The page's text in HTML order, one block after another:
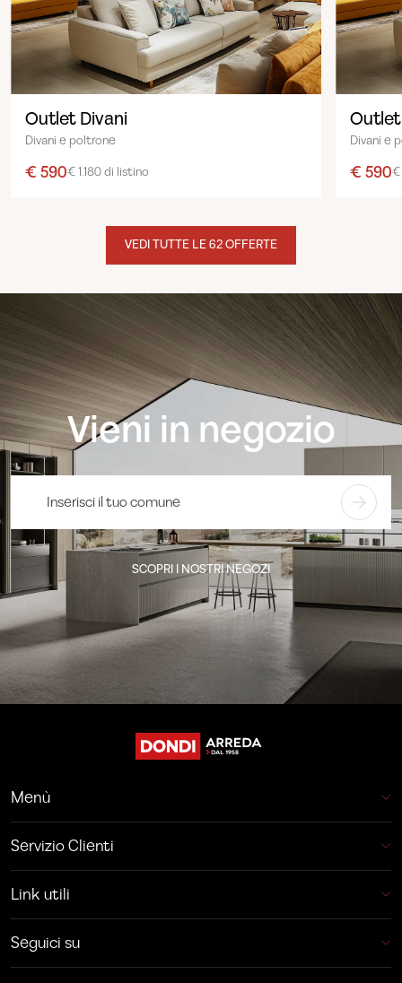
Outlet Divani
Divani e poltrone
€ 590€ 1.180 di listino
Divani e
€ 590€
VEDI TUTTE LE 62 OFFERTE
Vieni in negozio
SCOPRI I NOSTRI NEGOZI
Menù
Servizio Clienti
Link utili
Seguici su